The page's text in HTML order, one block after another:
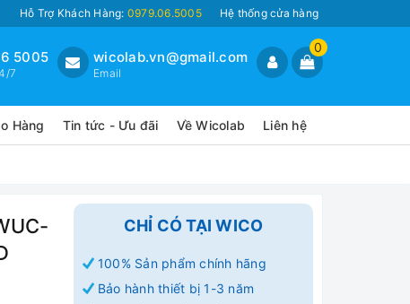
Hỗ Trợ Khách Hàng: 0979.06.5005 Hệ thống cửa hàng
0
wicolab.vn@gmail.com
Email
5005
7
Hàng Tin tức - Ưu đãi Về Wicolab Liên hệ
CHỈ CÓ TẠI WICO
100% Sản phẩm chính hãng
Bảo hành thiết bị 1-3 năm